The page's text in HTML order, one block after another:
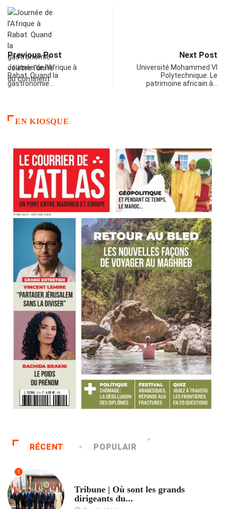
Previous Post
Journée de l’Afrique à
Rabat. Quand la
gastronomie…
Next Post
Université Mohammed VI
Polytechnique. Le
patrimoine africain à…
EN KIOSQUE
RÉCENT POPULAIR
1
Tribune | Où sont les grands
dirigeants du...